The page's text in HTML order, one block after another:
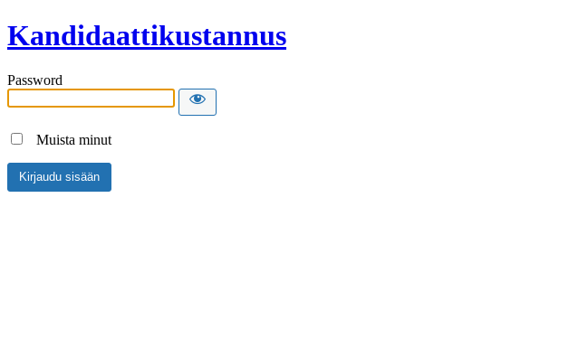
Kandidaattikustannus
Password
Muista minut